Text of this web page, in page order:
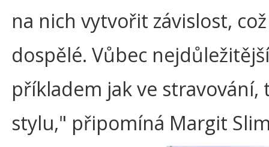
na nich vytvořit závislost,
dospělé. Vůbec
příkladem jak ve
stylu," připomíná Margit